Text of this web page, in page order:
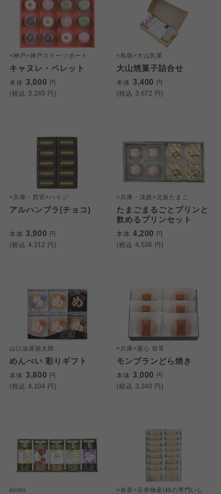
<神戸>神戸スイーツポート
キャヌレ・ベレット
本体 3,000 円
(税込 3,240 円)
<鳥取>大山乳業
大山焼菓子詰合せ
本体 3,400 円
(税込 3,672 円)
<兵庫・西宮>ハイジ
アルハンブラ(チョコ)
本体 3,900 円
(税込 4,212 円)
<兵庫・淡路>北坂たまご
たまごまるごとプリンと
飲めるプリンセット
本体 4,200 円
(税込 4,536 円)
山口油屋福太郎
めんべい 彩りギフト
本体 3,800 円
(税込 4,104 円)
<兵庫>菓心 谷常
モンブランどら焼き
本体 3,000 円
(税込 3,240 円)
elims
<奈良>石井物産(柿の専門いし